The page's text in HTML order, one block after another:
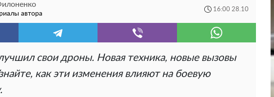
автора
16:00 28.10
свои дроны. Новая техника, новые вызовы
как эти изменения влияют на боевую